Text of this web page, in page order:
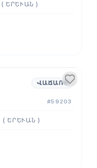
ԵՐԵՒԱՆ )
ՎԱՃԱՌՔ
#59203
ԵՐԵՒԱՆ )